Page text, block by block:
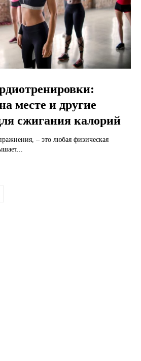
месте и другие
сжигания калорий
– это любая физическая